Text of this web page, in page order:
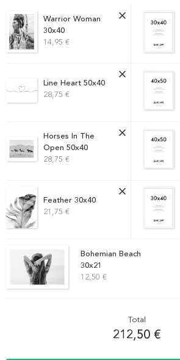
Warrior Woman
30x40
14,95 €
Line Heart 50x40
28,75 €
Horses In The
Open 50x40
28,75 €
Feather 30x40
21,75 €
Bohemian Beach
30x21
12,50 €
Total
212,50 €